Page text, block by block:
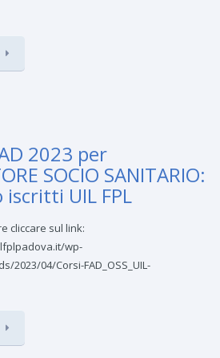
2023 per
SOCIO SANITARIO:
UIL FPL
cliccare sul link:
wp-
2023/04/Corsi-FAD_OSS_UIL-